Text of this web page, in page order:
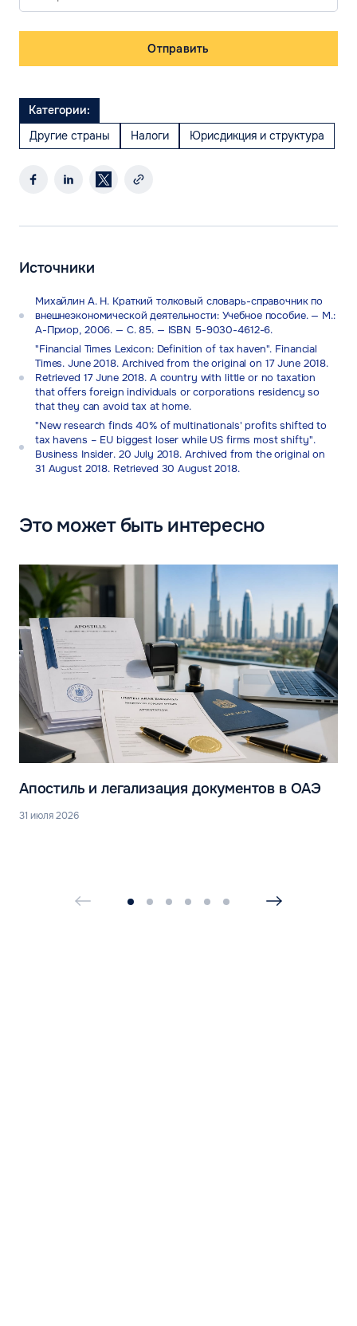
Отправить
Категории:
Другие страны
Налоги Юрисдикция и структура
Источники
Михайлин А. Н. Краткий толковый словарь-справочник по
внешнеэкономической деятельности: Учебное пособие. — М.:
А-Приор, 2006. — С. 85. — ISBN 5-9030-4612-6.
"Financial Times Lexicon: Definition of tax haven". Financial
Times. June 2018. Archived from the original on 17 June 2018.
Retrieved 17 June 2018. A country with little or no taxation
that offers foreign individuals or corporations residency so
that they can avoid tax at home.
"New research finds 40% of multinationals' profits shifted to
tax havens – EU biggest loser while US firms most shifty".
Business Insider. 20 July 2018. Archived from the original on
31 August 2018. Retrieved 30 August 2018.
Это может быть интересно
Апостиль и легализация документов в ОАЭ
31 июля 2026